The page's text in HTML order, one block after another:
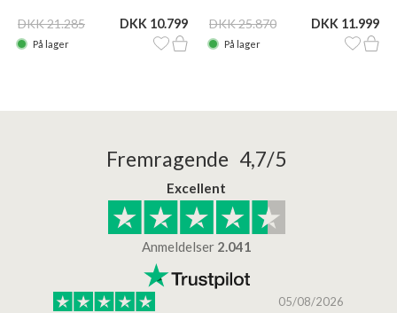
DKK 21.285 DKK 10.799
På lager
DKK 25.870 DKK 11.999
På lager
Fremragende 4,7/5
Excellent
Anmeldelser 2.041
05/08/2026